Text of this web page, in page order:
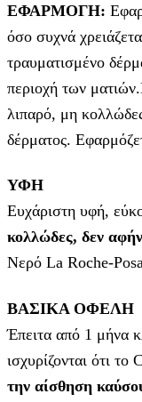
ΕΦΑΡΜΟΓΗ:
όσο συχνά
τραυματισμένο
περιοχή των
λιπαρό, μη
δέρματος.
ΥΦΗ
Ευχάριστη υφή,
κολλώδες, δεν
Νερό La Roche-
ΒΑΣΙΚΑ ΟΦΕΛΗ
Έπειτα από 1 μήνα
ισχυρίζονται ότι
την αίσθηση